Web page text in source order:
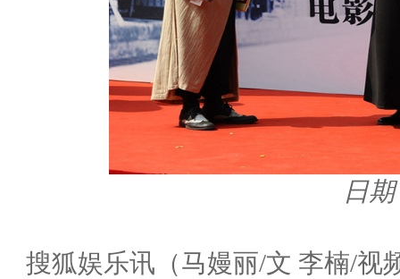
日
搜狐娱乐讯（马嫚丽/文 李楠/视